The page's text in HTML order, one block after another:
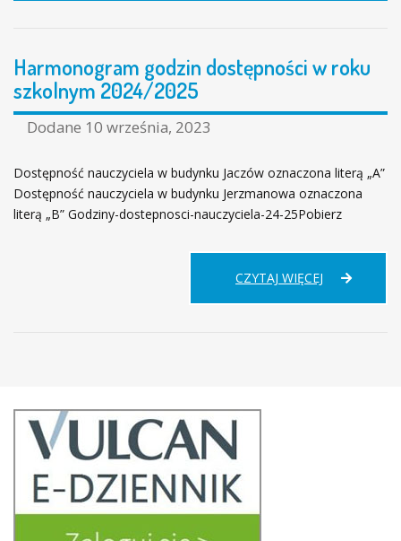
Harmonogram godzin dostępności w roku
szkolnym 2024/2025
Dodane 10 września, 2023
Dostępność nauczyciela w budynku Jaczów oznaczona literą „A”
Dostępność nauczyciela w budynku Jerzmanowa oznaczona
literą „B” Godziny-dostepnosci-nauczyciela-24-25Pobierz
CZYTAJ WIĘCEJ